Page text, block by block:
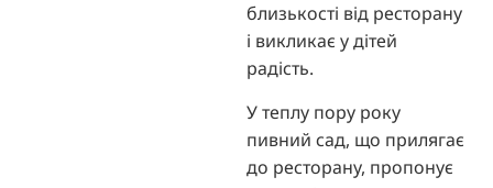
близькості від ресторану
і викликає у дітей
радість.
У теплу пору року
пивний сад, що прилягає
до ресторану, пропонує